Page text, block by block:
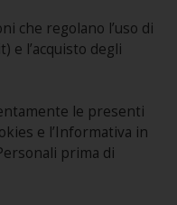
che regolano l’uso di
e l’acquisto degli
le presenti
e l’Informativa in
prima di